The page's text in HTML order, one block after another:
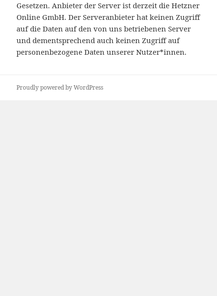
Gesetzen. Anbieter der Server ist derzeit die Hetzner
Online GmbH. Der Serveranbieter hat keinen Zugriff
auf die Daten auf den von uns betriebenen Server
und dementsprechend auch keinen Zugriff auf
personenbezogene Daten unserer Nutzer*innen.
Proudly powered by WordPress